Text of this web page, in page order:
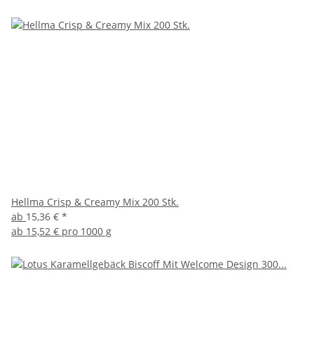
Hellma Crisp & Creamy Mix 200 Stk.
ab 15,36 € *
ab 15,52 € pro 1000 g